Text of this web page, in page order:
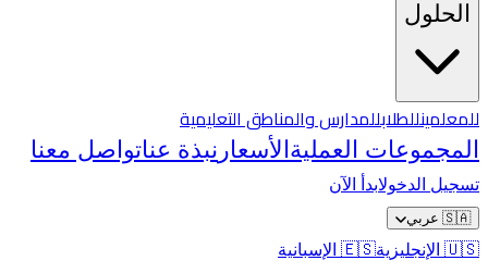
الحلول
للمعلمينللطلابللمدارس والمناطق التعليمية
المجموعات العمليةالأسعار نبذة عناتواصل معنا
تسجيل الدخولابدأ الآن
🇸🇦 عربي
🇺🇸 الإنجليزية🇪🇸 الإسبانية